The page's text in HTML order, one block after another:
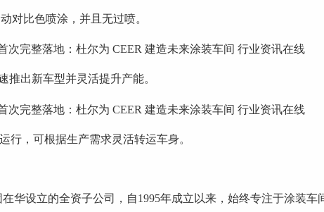
对比色喷涂，并且无过喷。
推出新车型并灵活提升产能。
行，可根据生产需求灵活转运车身。
华设立的全资子公司，自1995年成立以来，始终专注于涂装